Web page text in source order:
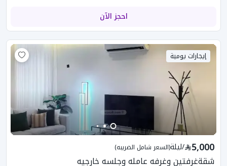
احجز الآن
إيجارات يومية
5,000
/ليلة(السعر شامل الضريبه)
شقةغرفتين وغرفه عامله وجلسه خارجيه